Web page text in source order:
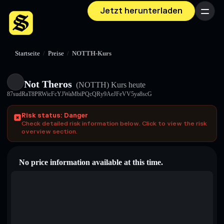
Jetzt herunterladen Menü
Startseite / Preise / NOTTH-Kurs
Not Theros (NOTTH) Kurs heute
87sudRaT8PRWicFcYJWaMbiPQcQRy9AeJFeVV5ya8scG
Risk status: Danger
Check detailed risk information below. Click to view the risk
overview section.
No price information available at this time.